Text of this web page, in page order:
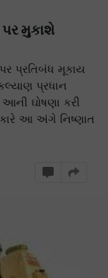
મુકાશે
પ્રતિબંધ મૂકાય
પ્રધાન
ઘોષણા કરી
આ અંગે નિષ્ણાત